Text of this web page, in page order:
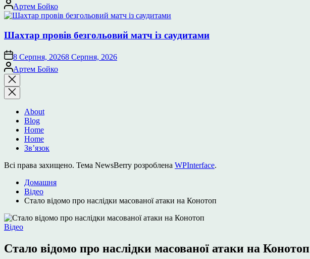
Опубліковано
Артем Бойко
Шахтар провів безгольовий матч із саудитами
8 Серпня, 20268 Серпня, 2026
Опубліковано
Артем Бойко
Закрити
пошук
About
Blog
Home
Home
Зв’язок
Всі права захищено. Тема NewsBerry розроблена WPInterface.
Домашня
Відео
Стало відомо про наслідки масованої атаки на Конотоп
Опублікувати
Відео
Стало відомо про наслідки масованої атаки на Конотоп